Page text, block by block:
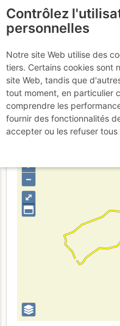
Aiguille
Pilier
Vendredi 16 juin
⤢
+
–
Contrôlez
personnelles
Notre site Web utilise des
tiers. Certains cookies sont
site Web, tandis que
tout moment, en particulier
comprendre les
fournir des fonctionnalités
accepter ou les refuser tous